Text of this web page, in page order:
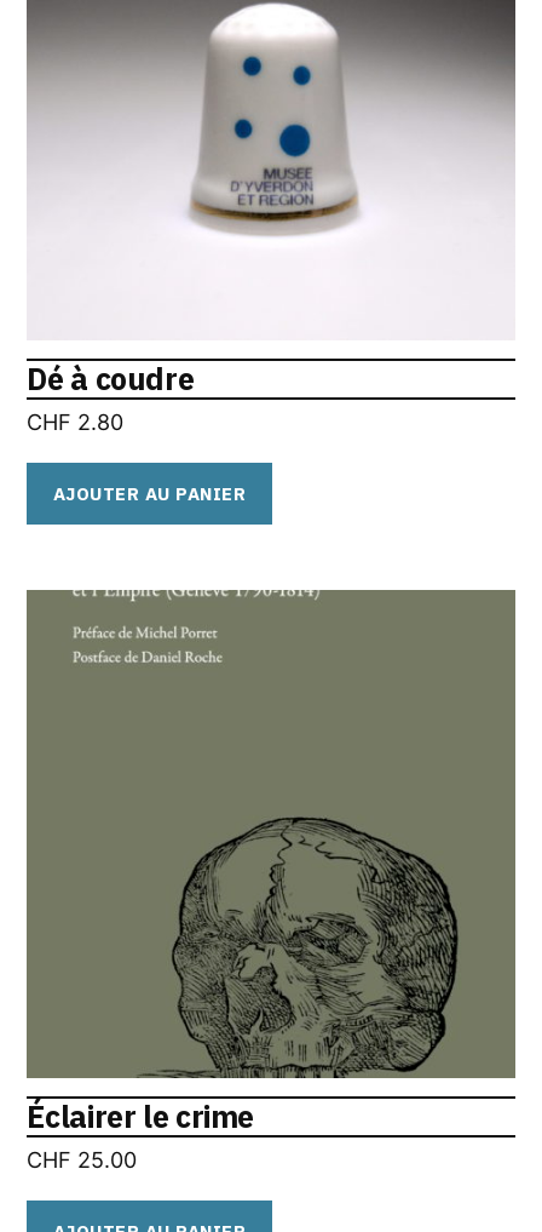
Dé à coudre
CHF 2.80
AJOUTER AU PANIER
Éclairer le crime
CHF 25.00